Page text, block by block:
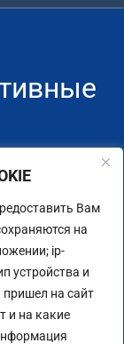
Вам
на
ip-
устройства и
пришел на сайт
и на какие
обучающегося
справок об
учебных